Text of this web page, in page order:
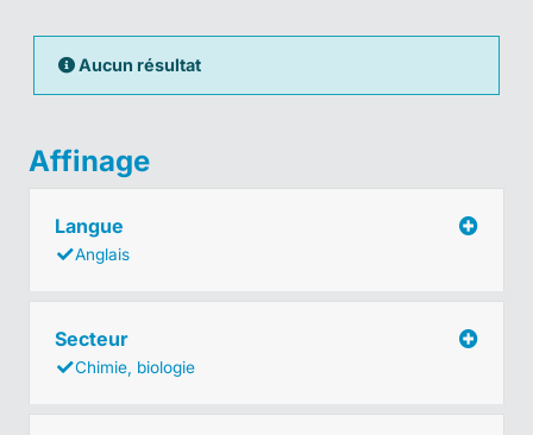
Aucun résultat
Affinage
Langue
Anglais
Secteur
Chimie, biologie